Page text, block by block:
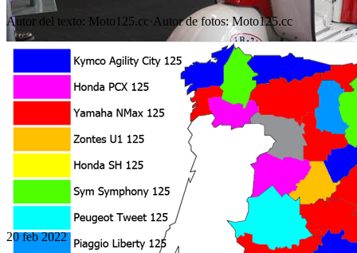
Autor del texto: Moto125.cc· Autor de fotos: Moto125.cc
20 feb 2022